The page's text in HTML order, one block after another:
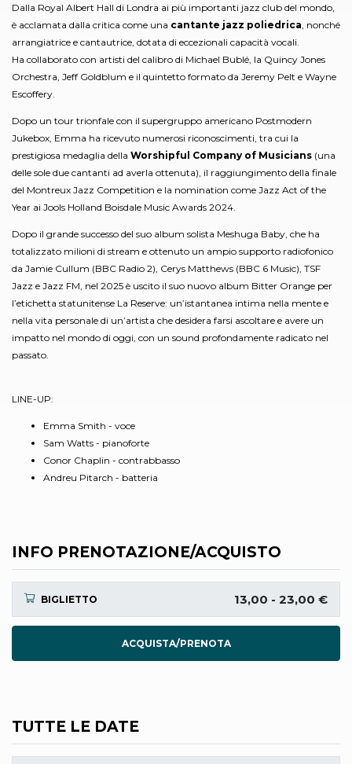
Dalla Royal Albert Hall di Londra ai più importanti jazz club del mondo,
è acclamata dalla critica come una cantante jazz poliedrica , nonché
arrangiatrice e cantautrice, dotata di eccezionali capacità vocali.
Ha collaborato con artisti del calibro di Michael Bublé, la Quincy Jones
Orchestra, Jeff Goldblum e il quintetto formato da Jeremy Pelt e Wayne
Escoffery.
Dopo un tour trionfale con il supergruppo americano Postmodern
Jukebox, Emma ha ricevuto numerosi riconoscimenti, tra cui la
prestigiosa medaglia della Worshipful Company of Musicians (una
delle sole due cantanti ad averla ottenuta), il raggiungimento della finale
del Montreux Jazz Competition e la nomination come Jazz Act of the
Year ai Jools Holland Boisdale Music Awards 2024.
Dopo il grande successo del suo album solista Meshuga Baby, che ha
totalizzato milioni di stream e ottenuto un ampio supporto radiofonico
da Jamie Cullum (BBC Radio 2), Cerys Matthews (BBC 6 Music), TSF
Jazz e Jazz FM, nel 2025 è uscito il suo nuovo album Bitter Orange per
l’etichetta statunitense La Reserve: un’istantanea intima nella mente e
nella vita personale di un’artista che desidera farsi ascoltare e avere un
impatto nel mondo di oggi, con un sound profondamente radicato nel
passato.
LINE-UP:
Emma Smith - voce
Sam Watts - pianoforte
Conor Chaplin - contrabbasso
Andreu Pitarch - batteria
INFO PRENOTAZIONE/ACQUISTO
BIGLIETTO 13,00 - 23,00 €
ACQUISTA/PRENOTA
TUTTE LE DATE